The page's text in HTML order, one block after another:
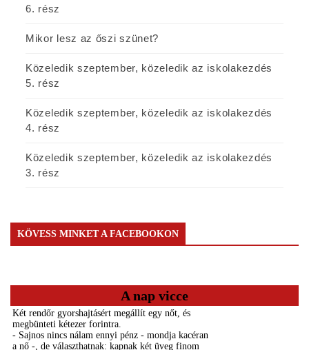
6. rész
Mikor lesz az őszi szünet?
Közeledik szeptember, közeledik az iskolakezdés
5. rész
Közeledik szeptember, közeledik az iskolakezdés
4. rész
Közeledik szeptember, közeledik az iskolakezdés
3. rész
KÖVESS MINKET A FACEBOOKON
A nap vicce